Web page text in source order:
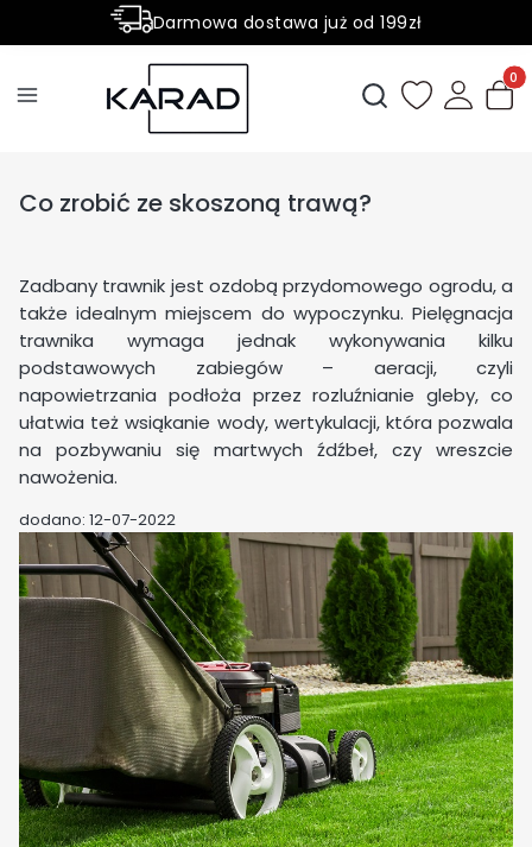
Darmowa dostawa już od 199zł
Rabaty -50% na wybrane produkty
Otwórz
Co zrobić ze skoszoną trawą?
Zadbany trawnik jest ozdobą przydomowego ogrodu, a
także idealnym miejscem do wypoczynku. Pielęgnacja
trawnika wymaga jednak wykonywania kilku
podstawowych zabiegów – aeracji, czyli
napowietrzania podłoża przez rozluźnianie gleby, co
ułatwia też wsiąkanie wody, wertykulacji, która pozwala
na pozbywaniu się martwych źdźbeł, czy wreszcie
nawożenia.
dodano: 12-07-2022